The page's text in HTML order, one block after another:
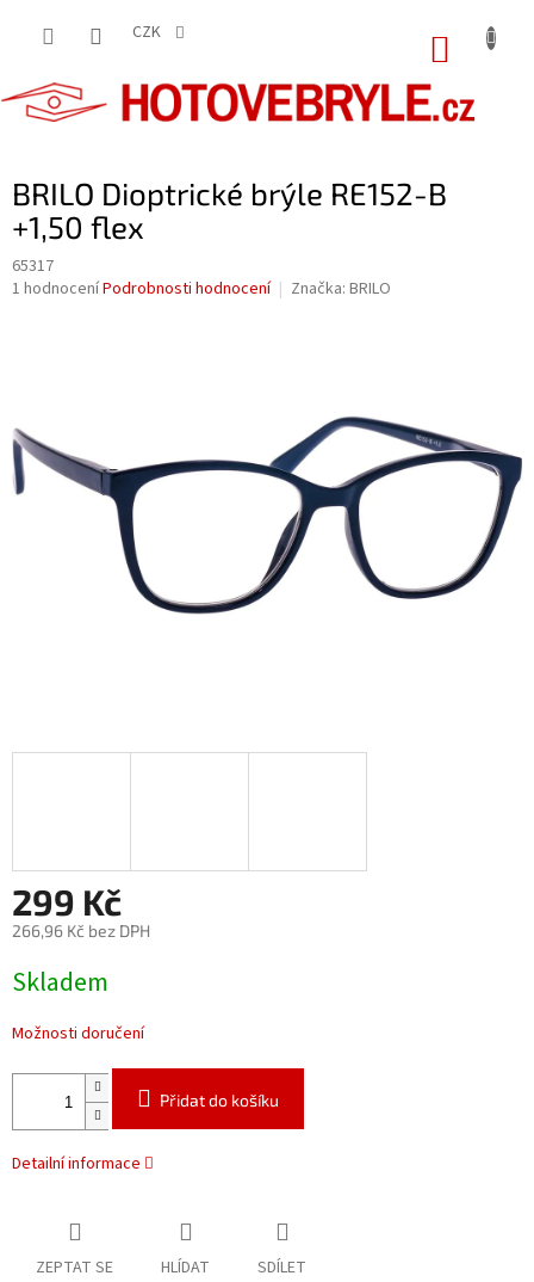
CZK
BRILO Dioptrické brýle RE152-B
+1,50 flex
65317
Průměrné
5
hvězdiček.
1 hodnoceníPodrobnosti hodnocení Značka: BRILO
299 Kč
266,96 Kč bez DPH
cena:
Skladem
Možnosti doručení
Přidat do košíku
Detailní informace
ZEPTAT SE HLÍDAT SDÍLET